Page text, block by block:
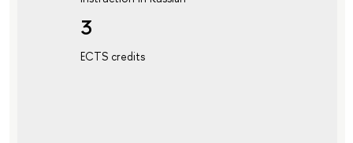
3
ECTS credits